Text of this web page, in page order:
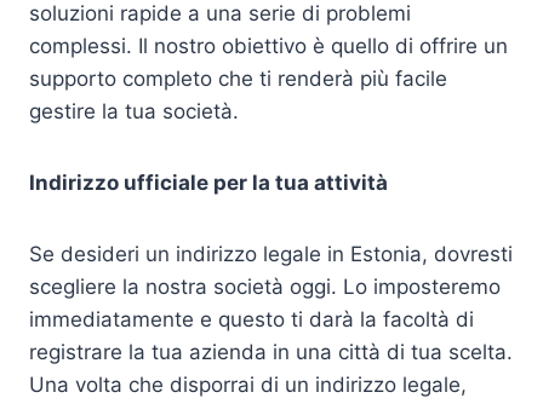
soluzioni rapide a una serie di problemi
complessi. Il nostro obiettivo è quello di offrire un
supporto completo che ti renderà più facile
gestire la tua società.
Indirizzo ufficiale per la tua attività
Se desideri un indirizzo legale in Estonia, dovresti
scegliere la nostra società oggi. Lo imposteremo
immediatamente e questo ti darà la facoltà di
registrare la tua azienda in una città di tua scelta.
Una volta che disporrai di un indirizzo legale,